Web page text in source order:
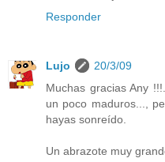
Responder
Lujo
20/3/09
Muchas gracias Any
un poco maduros...,
hayas sonreído.
Un abrazote muy